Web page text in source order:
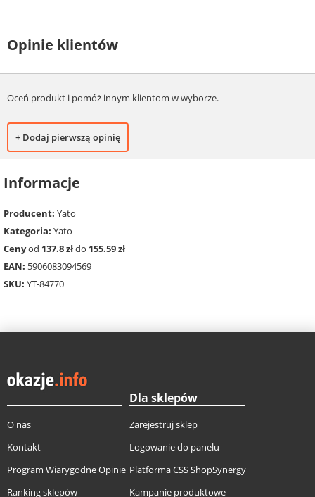
Opinie klientów
Oceń produkt i pomóż innym klientom w wyborze.
+ Dodaj pierwszą opinię
Informacje
Producent: Yato
Kategoria: Yato
Cenyod 137.8 złdo 155.59 zł
EAN: 5906083094569
SKU: YT-84770
O nas
Kontakt
Program Wiarygodne Opinie
Ranking sklepów
Dla sklepów
Zarejestruj sklep
Logowanie do panelu
Platforma CSS ShopSynergy
Kampanie produktowe